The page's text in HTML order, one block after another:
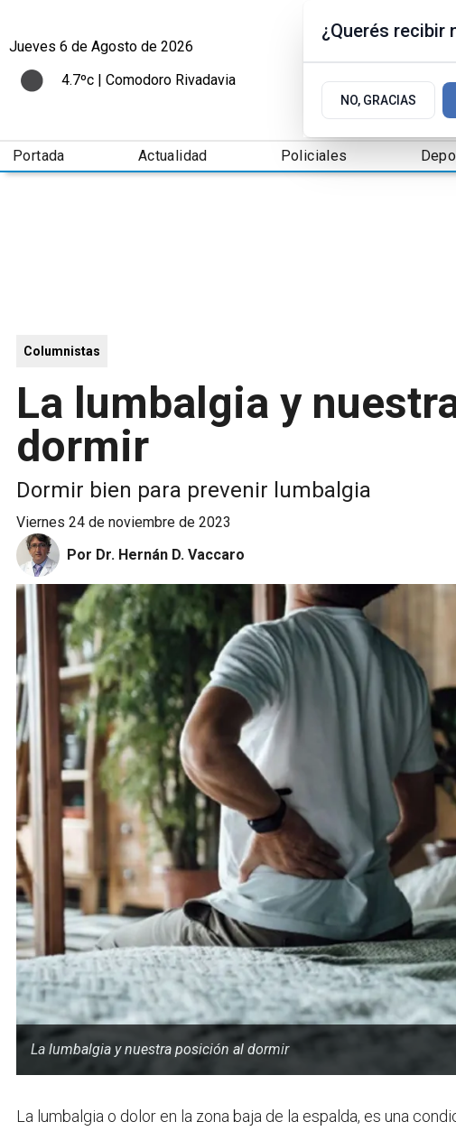
Jueves 6 de Agosto de 2026
4.7ºc | Comodoro Rivadavia
Portada Actualidad Policiales
Columnistas
La lumbalgia y
dormir
Dormir bien para prevenir lumbalgia
viernes 24 de noviembre de 2023
Por Dr. Hernán D. Vaccaro
La lumbalgia y nuestra posición al dormir
La lumbalgia o dolor en la zona baja de la espalda, es una
¿Querés recibir
NO, GRACIAS